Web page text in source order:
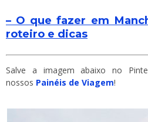
– O que fazer em
roteiro e dicas
Salve a imagem abaixo no
nossos Painéis de Viagem!